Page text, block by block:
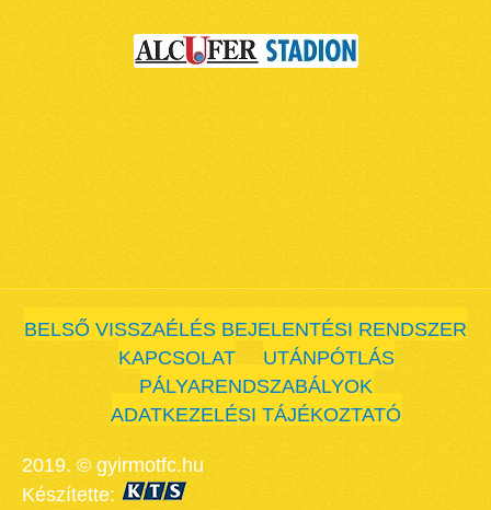
BELSŐ VISSZAÉLÉS BEJELENTÉSI RENDSZER
KAPCSOLAT
UTÁNPÓTLÁS
PÁLYARENDSZABÁLYOK
ADATKEZELÉSI TÁJÉKOZTATÓ
2019. © gyirmotfc.hu
Készítette: